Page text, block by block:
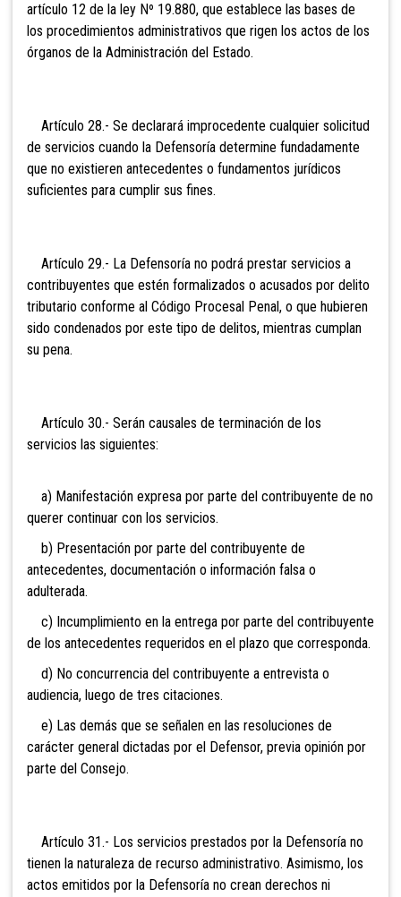
artículo 12 de la ley Nº 19.880, que establece las bases de
los procedimientos administrativos que rigen los actos de los
órganos de la Administración del Estado.
Artículo 28.- Se declarará improcedente cualquier solicitud
de servicios cuando la Defensoría determine fundadamente
que no existieren antecedentes o fundamentos jurídicos
suficientes para cumplir sus fines.
Artículo 29.- La Defensoría no podrá prestar servicios a
contribuyentes que estén formalizados o acusados por delito
tributario conforme al Código Procesal Penal, o que hubieren
sido condenados por este tipo de delitos, mientras cumplan
su pena.
Artículo 30.- Serán causales de terminación de los
servicios las siguientes:
a) Manifestación expresa por parte del contribuyente de no
querer continuar con los servicios.
b) Presentación por parte del contribuyente de
antecedentes, documentación o información falsa o
adulterada.
c) Incumplimiento en la entrega por parte del contribuyente
de los antecedentes requeridos en el plazo que corresponda.
d) No concurrencia del contribuyente a entrevista o
audiencia, luego de tres citaciones.
e) Las demás que se señalen en las resoluciones de
carácter general dictadas por el Defensor, previa opinión por
parte del Consejo.
Artículo 31.- Los servicios prestados por la Defensoría no
tienen la naturaleza de recurso administrativo. Asimismo, los
actos emitidos por la Defensoría no crean derechos ni